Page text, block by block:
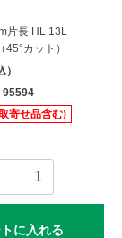
片長 HL 13L
カット）
95594
寄せ品含む)
に入れる